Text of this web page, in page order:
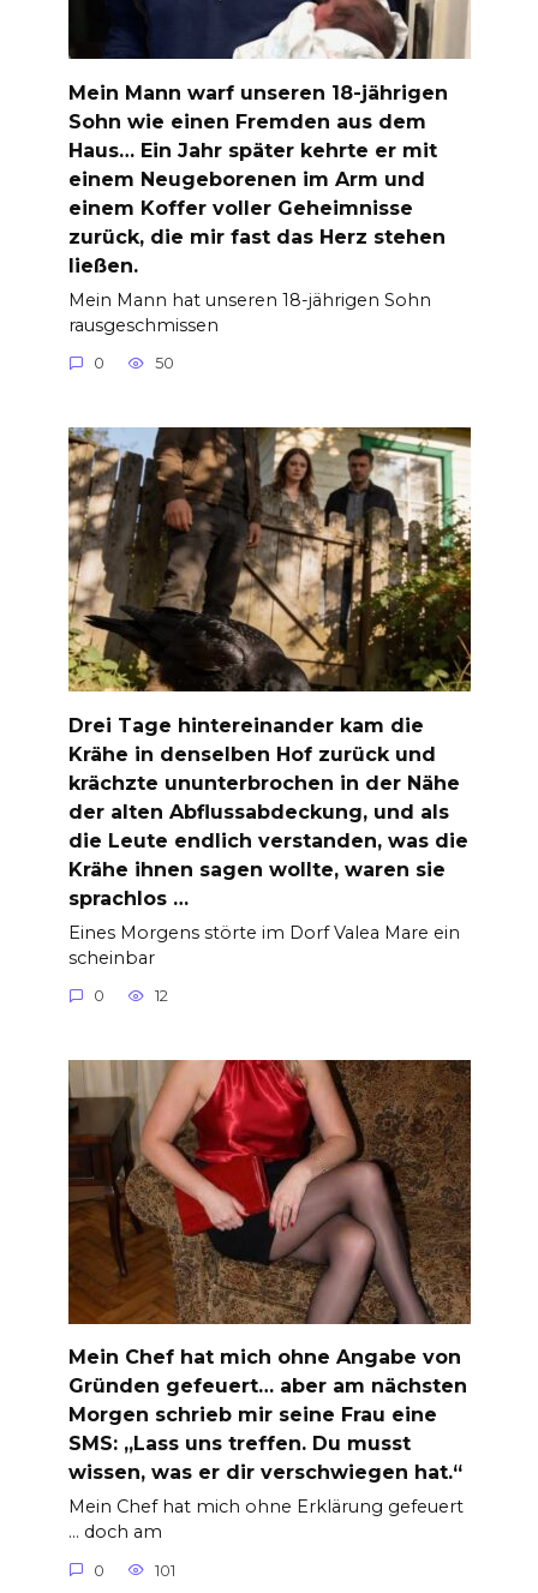
Mein Mann warf unseren 18-jährigen
Sohn wie einen Fremden aus dem
Haus… Ein Jahr später kehrte er mit
einem Neugeborenen im Arm und
einem Koffer voller Geheimnisse
zurück, die mir fast das Herz stehen
ließen.
Mein Mann hat unseren 18-jährigen Sohn
rausgeschmissen
0 50
Drei Tage hintereinander kam die
Krähe in denselben Hof zurück und
krächzte ununterbrochen in der Nähe
der alten Abflussabdeckung, und als
die Leute endlich verstanden, was die
Krähe ihnen sagen wollte, waren sie
sprachlos …
Eines Morgens störte im Dorf Valea Mare ein
scheinbar
0 12
Mein Chef hat mich ohne Angabe von
Gründen gefeuert… aber am nächsten
Morgen schrieb mir seine Frau eine
SMS: „Lass uns treffen. Du musst
wissen, was er dir verschwiegen hat.“
Mein Chef hat mich ohne Erklärung gefeuert
… doch am
0 101